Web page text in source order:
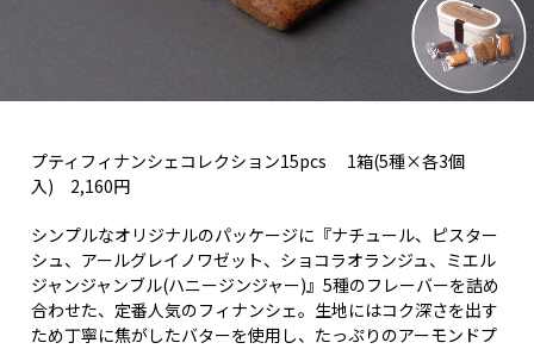
プティフィナンシェコレクション15pcs 1箱(5種×各3個
入) 2,160円
シンプルなオリジナルのパッケージに『ナチュール、ピスター
シュ、アールグレイノワゼット、ショコラオランジュ、ミエル
ジャンジャンブル(ハニージンジャー)』5種のフレーバーを詰め
合わせた、定番人気のフィナンシェ。生地にはコク深さを出す
ため丁寧に焦がしたバターを使用し、たっぷりのアーモンドプ